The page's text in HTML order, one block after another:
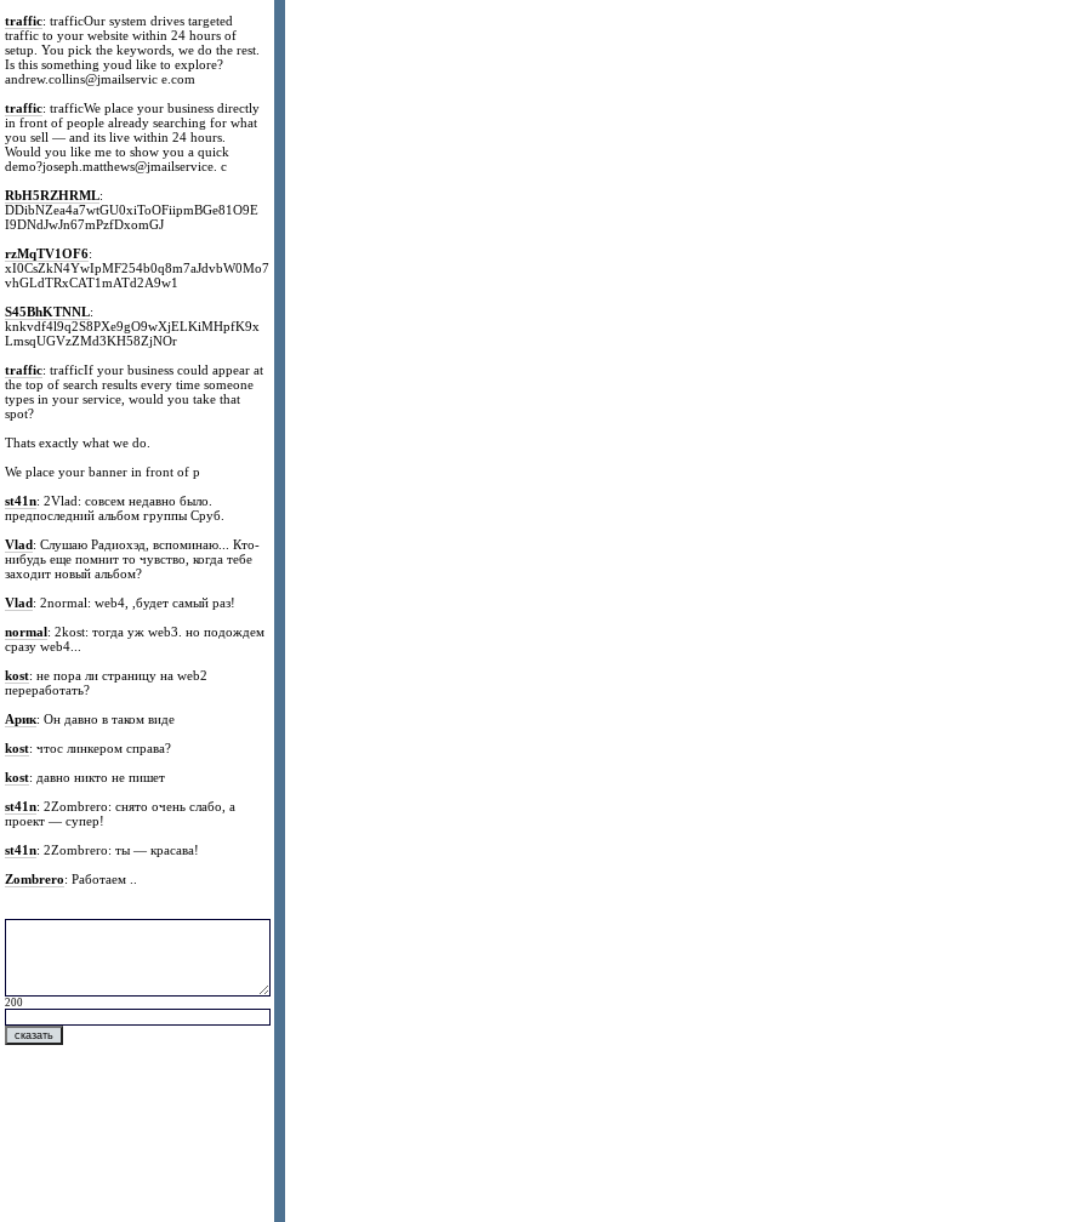
traffic: trafficOur system drives targeted
traffic to your website within 24 hours of
setup. You pick the keywords, we do the rest.
Is this something youd like to explore?
andrew.collins@jmailservic e.com
traffic: trafficWe place your business directly
in front of people already searching for what
you sell — and its live within 24 hours.
Would you like me to show you a quick
demo?joseph.matthews@jmailservice. c
RbH5RZHRML:
DDibNZea4a7wtGU0xiToOFiipmBGe81O9E
I9DNdJwJn67mPzfDxomGJ
rzMqTV1OF6:
xI0CsZkN4YwIpMF254b0q8m7aJdvbW0Mo7
vhGLdTRxCAT1mATd2A9w1
S45BhKTNNL:
knkvdf4l9q2S8PXe9gO9wXjELKiMHpfK9x
LmsqUGVzZMd3KH58ZjNOr
traffic: trafficIf your business could appear at
the top of search results every time someone
types in your service, would you take that
spot?
Thats exactly what we do.
We place your banner in front of p
st41n: 2Vlad: совсем недавно было.
предпоследний альбом группы Сруб.
Vlad: Слушаю Радиохэд, вспоминаю... Кто-
нибудь еще помнит то чувство, когда тебе
заходит новый альбом?
Vlad: 2normal: web4, ,будет самый раз!
normal: 2kost: тогда уж web3. но подождем
сразу web4...
kost: не пора ли страницу на web2
переработать?
Арик: Он давно в таком виде
kost: чтос линкером справа?
kost: давно никто не пишет
st41n: 2Zombrero: снято очень слабо, а
проект — супер!
st41n: 2Zombrero: ты — красава!
Zombrero: Работаем ..
200